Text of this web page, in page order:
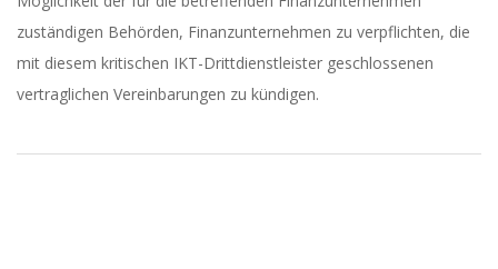
zuständigen Behörden, Finanzunternehmen zu verpflichten, die
mit diesem kritischen IKT-Drittdienstleister geschlossenen
vertraglichen Vereinbarungen zu kündigen.